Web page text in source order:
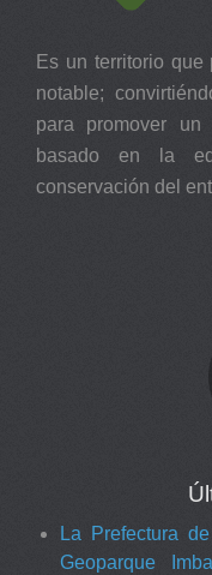
Es un territorio que
notable;
para promover un
basado en la
conservación del
La Prefectura
Geoparque